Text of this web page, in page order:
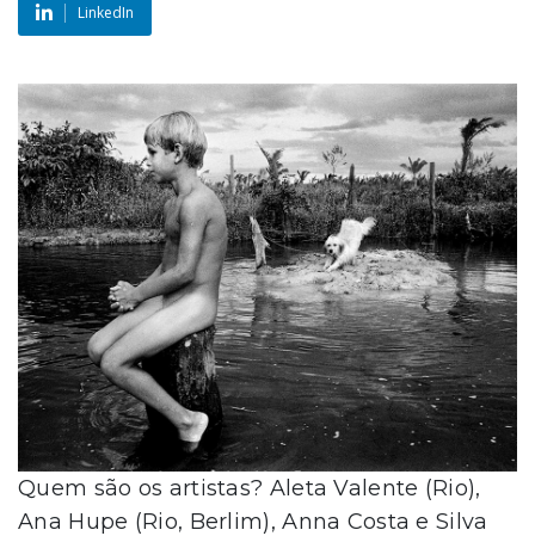
LinkedIn
Quem são os artistas? Aleta Valente (Rio),
Ana Hupe (Rio, Berlim), Anna Costa e Silva